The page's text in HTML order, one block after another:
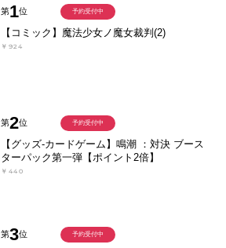
第1位
【コミック】魔法少女ノ魔女裁判(2)
￥924
予約受付中
第2位
【グッズ-カードゲーム】鳴潮 ：対決 ブース
ターパック第一弾【ポイント2倍】
￥440
予約受付中
第3位 予約受付中